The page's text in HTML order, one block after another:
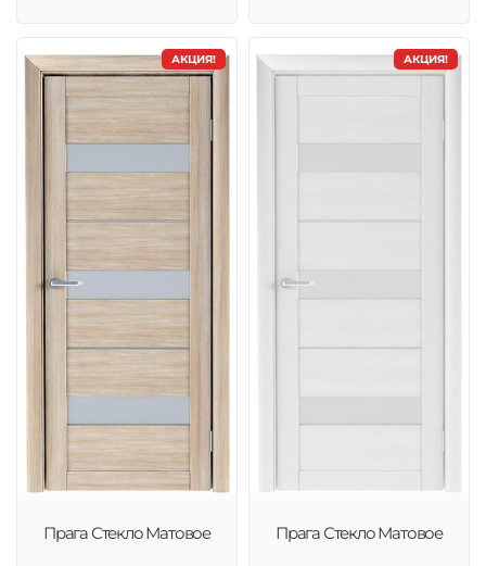
АКЦИЯ!
Прага Стекло Матовое
АКЦИЯ!
Прага Стекло Матовое